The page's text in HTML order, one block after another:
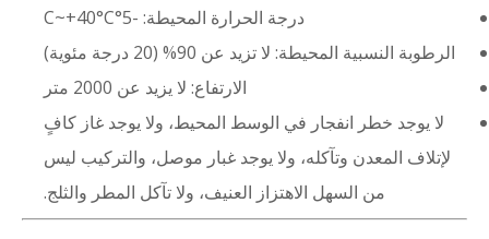
درجة الحرارة المحيطة: -5°C~+40°C
الرطوبة النسبية المحيطة: لا تزيد عن 90% (20 درجة مئوية)
الارتفاع: لا يزيد عن 2000 متر
لا يوجد خطر انفجار في الوسط المحيط، ولا يوجد غاز كافٍ
لإتلاف المعدن وتآكله، ولا يوجد غبار موصل، والتركيب ليس
من السهل الاهتزاز العنيف، ولا تآكل المطر والثلج.